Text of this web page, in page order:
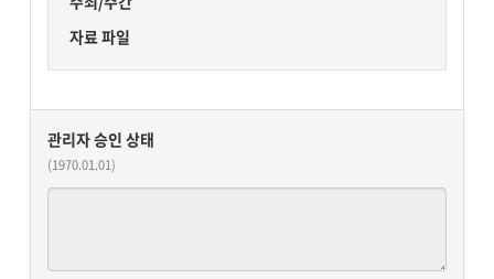
자료 파일
관리자 승인 상태
(1970.01.01)